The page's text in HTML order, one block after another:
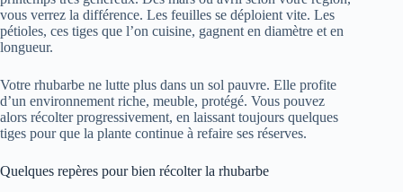
vous verrez la différence. Les feuilles se déploient vite. Les
pétioles, ces tiges que l’on cuisine, gagnent en diamètre et en
longueur.
Votre rhubarbe ne lutte plus dans un sol pauvre. Elle profite
d’un environnement riche, meuble, protégé. Vous pouvez
alors récolter progressivement, en laissant toujours quelques
tiges pour que la plante continue à refaire ses réserves.
Quelques repères pour bien récolter la rhubarbe